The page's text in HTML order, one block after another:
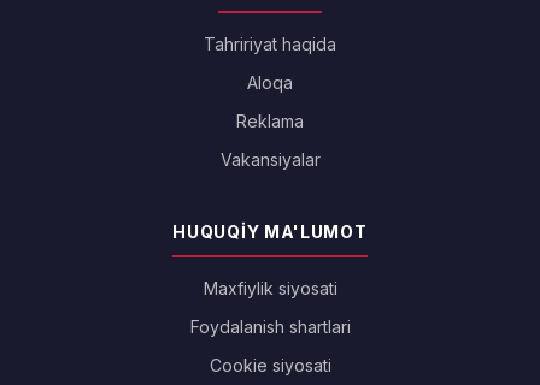
Tahririyat haqida
Aloqa
Reklama
Vakansiyalar
HUQUQIY MA'LUMOT
Maxfiylik siyosati
Foydalanish shartlari
Cookie siyosati